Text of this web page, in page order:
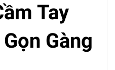
Tay
Gàng